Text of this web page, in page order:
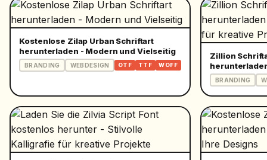
Kostenlose Zilap Urban Schriftart
herunterladen - Modern und Vielseitig
BRANDING WEBDESIGN OTF TTF WOFF
Zillion
für kreative
BRANDING